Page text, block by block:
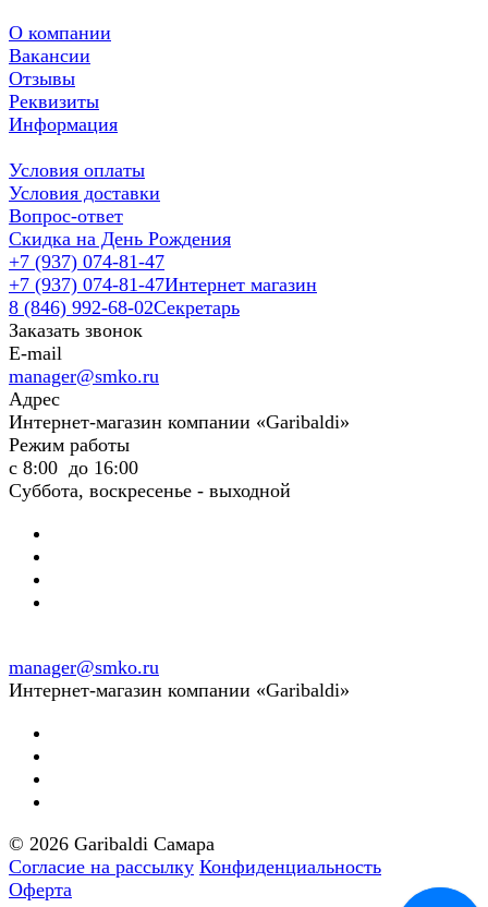
О компании
Вакансии
Отзывы
Реквизиты
Информация
Условия оплаты
Условия доставки
Вопрос-ответ
Скидка на День Рождения
+7 (937) 074-81-47
+7 (937) 074-81-47Интернет магазин
8 (846) 992-68-02Секретарь
Заказать звонок
E-mail
manager@smko.ru
Адрес
Интернет-магазин компании «Garibaldi»
Режим работы
с 8:00 до 16:00
Суббота, воскресенье - выходной
manager@smko.ru
Интернет-магазин компании «Garibaldi»
© 2026 Garibaldi Самара
Согласие на рассылку Конфиденциальность
Оферта